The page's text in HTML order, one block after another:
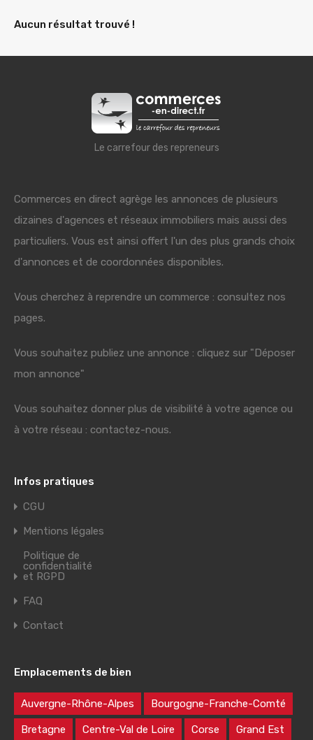
Aucun résultat trouvé !
Le carrefour des repreneurs
Commerces en direct agrège les annonces de plusieurs
dizaines d'agences et réseaux immobiliers mais aussi des
particuliers. Vous est ainsi offert l'un des plus grands choix
d'annonces et de coordonnées disponibles.
Vous cherchez à reprendre un commerce : consultez nos
pages.
Vous souhaitez publiez une annonce : cliquez sur "Déposer
mon annonce"
Vous souhaitez donner plus de visibilité à votre agence ou
à votre réseau : contactez-nous.
Infos pratiques
CGU
Mentions légales
Politique de
confidentialité
et RGPD
FAQ
Contact
Emplacements de bien
Auvergne-Rhône-Alpes Bourgogne-Franche-Comté
Bretagne Centre-Val de Loire Corse Grand Est